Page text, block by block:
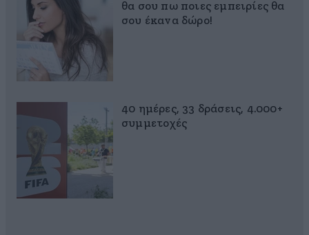
θα σου πω ποιες εμπειρίες θα
σου έκανα δώρο!
40 ημέρες, 33 δράσεις, 4.000+
συμμετοχές